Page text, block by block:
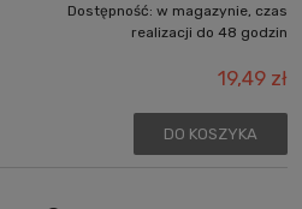
Dostępność: w magazynie, czas
realizacji do 48 godzin
19,49 zł
DO KOSZYKA